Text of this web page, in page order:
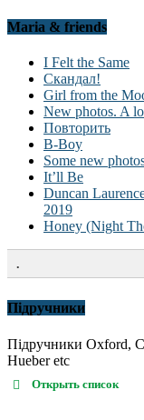
Maria & friends
I Felt the Same
Скандал!
Girl from the
New photos. A
Повторить
B-Boy
Some new
It’ll Be
Duncan
2019
Honey (Night
.
Підручники
Підручники Oxford,
Hueber etc
Открыть список